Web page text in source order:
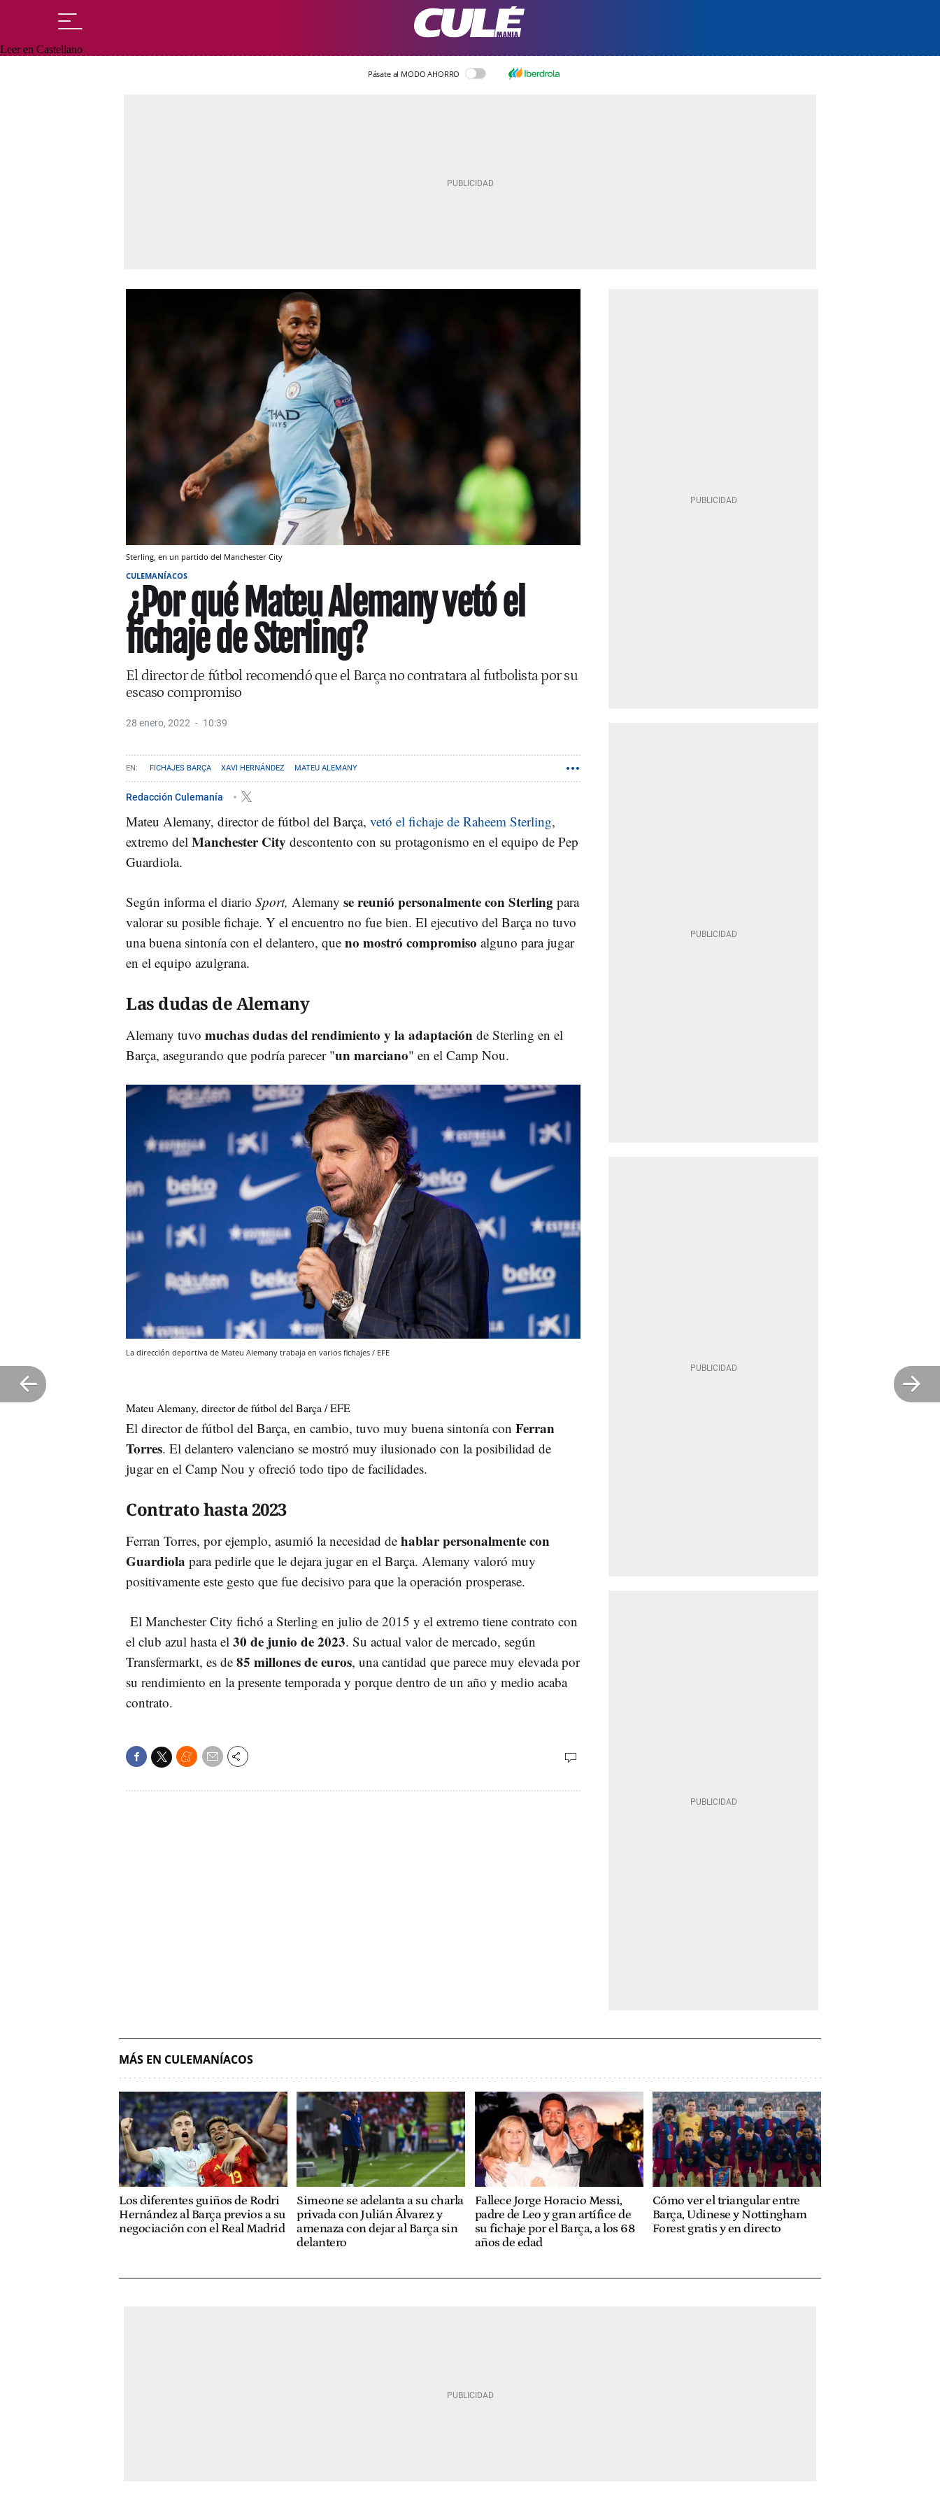
Leer en Castellano
Pásate al MODO AHORRO
Sterling, en un partido del Manchester City
CULEMANÍACOS
¿Por qué Mateu Alemany vetó el
fichaje de Sterling?
El director de fútbol recomendó que el Barça no contratara al futbolista por su
escaso compromiso
28 enero, 2022 10:39
FICHAJES BARÇA XAVI HERNÁNDEZ MATEU ALEMANY
Redacción Culemanía
Mateu Alemany, director de fútbol del Barça, vetó el fichaje de Raheem Sterling,
extremo del Manchester City descontento con su protagonismo en el equipo de Pep
Guardiola.
Según informa el diario Sport, Alemany se reunió personalmente con Sterling para
valorar su posible fichaje. Y el encuentro no fue bien. El ejecutivo del Barça no tuvo
una buena sintonía con el delantero, que no mostró compromiso alguno para jugar
en el equipo azulgrana.
Las dudas de Alemany
Alemany tuvo muchas dudas del rendimiento y la adaptación de Sterling en el
Barça, asegurando que podría parecer "unmarciano" en el Camp Nou.
La dirección deportiva de Mateu Alemany trabaja en varios fichajes / EFE
Mateu Alemany, director de fútbol del Barça / EFE
El director de fútbol del Barça, en cambio, tuvo muy buena sintonía con Ferran
Torres. El delantero valenciano se mostró muy ilusionado con la posibilidad de
jugar en el Camp Nou y ofreció todo tipo de facilidades.
Contrato hasta 2023
Ferran Torres, por ejemplo, asumió la necesidad de hablar personalmente con
Guardiola para pedirle que le dejara jugar en el Barça. Alemany valoró muy
positivamente este gesto que fue decisivo para que la operación prosperase.
El Manchester City fichó a Sterling en julio de 2015 y el extremo tiene contrato con
el club azul hasta el 30 de junio de 2023. Su actual valor de mercado, según
Transfermarkt, es de 85 millones de euros, una cantidad que parece muy elevada por
su rendimiento en la presente temporada y porque dentro de un año y medio acaba
contrato.
MÁS EN CULEMANÍACOS
Los diferentes guiños de Rodri
Hernández al Barça previos a su
negociación con el Real Madrid
Simeone se adelanta a su charla
privada con Julián Álvarez y
amenaza con dejar al Barça sin
delantero
Fallece Jorge Horacio Messi,
padre de Leo y gran artífice de
su fichaje por el Barça, a los 68
años de edad
Cómo ver el triangular entre
Barça, Udinese y Nottingham
Forest gratis y en directo